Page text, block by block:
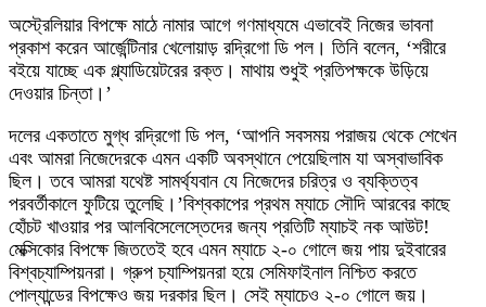
অস্ট্রেলিয়ার বিপক্ষে মাঠে নামার আগে গণমাধ্যমে এভাবেই নিজের ভাবনা
প্রকাশ করেন আর্জেন্টিনার খেলোয়াড় রদ্রিগো ডি পল। তিনি বলেন, ‘শরীরে
বইয়ে যাচ্ছে এক গ্ল্যাডিয়েটরের রক্ত। মাথায় শুধুই প্রতিপক্ষকে উড়িয়ে
দেওয়ার চিন্তা।’
দলের একতাতে মুগ্ধ রদ্রিগো ডি পল, ‘আপনি সবসময় পরাজয় থেকে শেখেন
এবং আমরা নিজেদেরকে এমন একটি অবস্থানে পেয়েছিলাম যা অস্বাভাবিক
ছিল। তবে আমরা যথেষ্ট সামর্থ‌্যবান যে নিজেদের চরিত্র ও ব্যক্তিত্ব
পরবর্তীকালে ফুটিয়ে তুলেছি।’বিশ্বকাপের প্রথম ম্যাচে সৌদি আরবের কাছে
হোঁচট খাওয়ার পর আলবিসেলেস্তেদের জন্য প্রতিটি ম্যাচই নক আউট!
মেক্সিকোর বিপক্ষে জিততেই হবে এমন ম্যাচে ২-০ গোলে জয় পায় দুইবারের
বিশ্বচ্যাম্পিয়নরা। গ্রুপ চ্যাম্পিয়নরা হয়ে সেমিফাইনাল নিশ্চিত করতে
পোল্যান্ডের বিপক্ষেও জয় দরকার ছিল। সেই ম্যাচেও ২-০ গোলে জয়।